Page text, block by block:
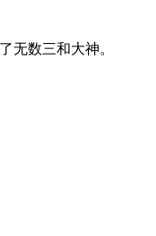
无数三和大神。